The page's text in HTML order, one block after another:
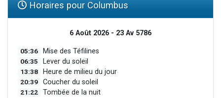
Horaires pour Columbus
6 Août 2026 - 23 Av 5786
05:36 Mise des Téfilines
06:35 Lever du soleil
13:38 Heure de milieu du jour
20:39 Coucher du soleil
21:22 Tombée de la nuit